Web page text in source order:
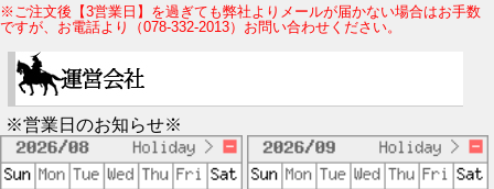
※ご注文後【3営業日】を過ぎても弊社よりメールが届かない場合はお手数
ですが、お電話より（078-332-2013）お問い合わせください。
※営業日のお知らせ※